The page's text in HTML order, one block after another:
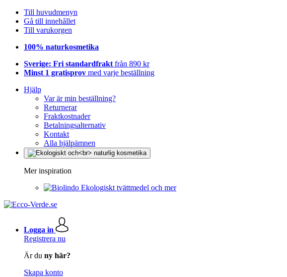
Till huvudmenyn
Gå till innehållet
Till varukorgen
100% naturkosmetika
Sverige: Fri standardfrakt från 890 kr
Minst 1 gratisprov med varje beställning
Hjälp
Var är min beställning?
Returnerar
Fraktkostnader
Betalningsalternativ
Kontakt
Alla hjälpämnen
Mer inspiration
Ekologiskt tvättmedel och mer
Logga in
Registrera nu
Är du ny här?
Skapa konto